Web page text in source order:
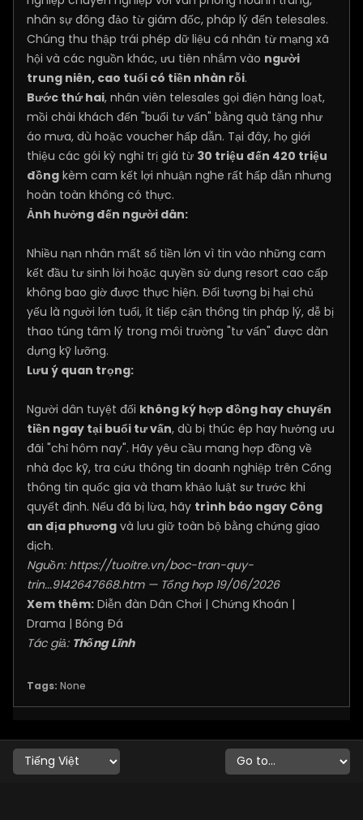
nhân sự đông đảo từ giám đốc, pháp lý đến telesales.
Chúng thu thập trái phép dữ liệu cá nhân từ mạng xã
hội và các nguồn khác, ưu tiên nhắm vào người
trung niên, cao tuổi có tiền nhàn rỗi.
Bước thứ hai, nhân viên telesales gọi điện hàng loạt,
mồi chài khách đến "buổi tư vấn" bằng quà tặng như
áo mưa, dù hoặc voucher hấp dẫn. Tại đây, họ giới
thiệu các gói kỳ nghỉ trị giá từ 30 triệu đến 420 triệu
đồng kèm cam kết lợi nhuận nghe rất hấp dẫn nhưng
hoàn toàn không có thực.
Ảnh hưởng đến người dân:
Nhiều nạn nhân mất số tiền lớn vì tin vào những cam
kết đầu tư sinh lời hoặc quyền sử dụng resort cao cấp
không bao giờ được thực hiện. Đối tượng bị hại chủ
yếu là người lớn tuổi, ít tiếp cận thông tin pháp lý, dễ bị
thao túng tâm lý trong môi trường "tư vấn" được dàn
dựng kỹ lưỡng.
Lưu ý quan trọng:
Người dân tuyệt đối không ký hợp đồng hay chuyển
tiền ngay tại buổi tư vấn, dù bị thúc ép hay hưởng ưu
đãi "chỉ hôm nay". Hãy yêu cầu mang hợp đồng về
nhà đọc kỹ, tra cứu thông tin doanh nghiệp trên Cổng
thông tin quốc gia và tham khảo luật sư trước khi
quyết định. Nếu đã bị lừa, hãy trình báo ngay Công
an địa phương và lưu giữ toàn bộ bằng chứng giao
dịch.
Nguồn: https://tuoitre.vn/boc-tran-quy-
trin...9142647668.htm— Tổng hợp 19/06/2026
Xem thêm: Diễn đàn Dân Chơi | Chứng Khoán |
Drama | Bóng Đá
Tác giả: Thống Lĩnh
Tags: None